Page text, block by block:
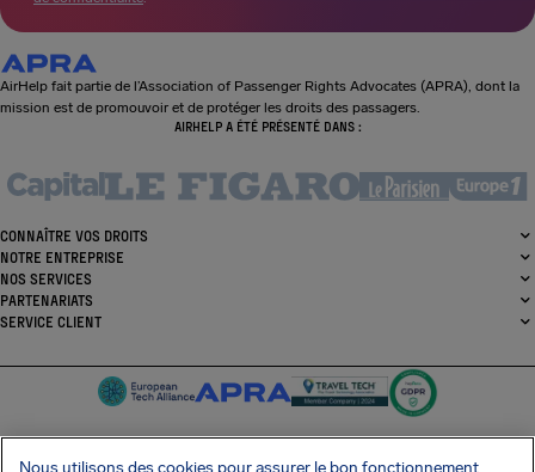
AirHelp fait partie de l’Association of Passenger Rights Advocates (APRA), dont la
mission est de promouvoir et de protéger les droits des passagers.
AIRHELP A ÉTÉ PRÉSENTÉ DANS :
CONNAÎTRE VOS DROITS
NOTRE ENTREPRISE
NOS SERVICES
PARTENARIATS
SERVICE CLIENT
Nous utilisons des cookies pour assurer le bon fonctionnement